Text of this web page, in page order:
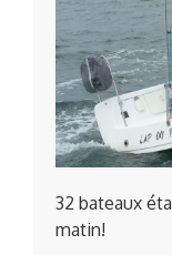
32 bateaux
matin!